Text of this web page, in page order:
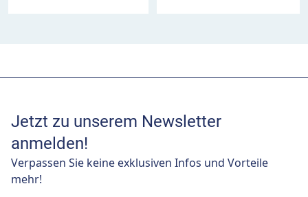
Jetzt zu unserem Newsletter
anmelden!
Verpassen Sie keine exklusiven Infos und Vorteile
mehr!